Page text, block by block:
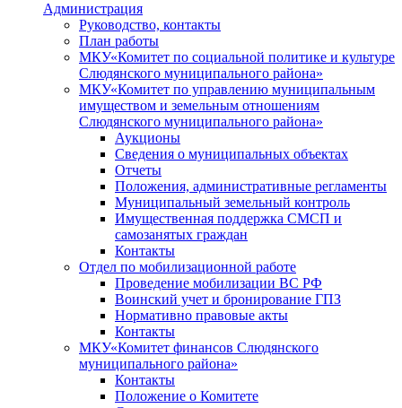
Администрация
Руководство, контакты
План работы
МКУ«Комитет по социальной политике и культуре
Слюдянского муниципального района»
МКУ«Комитет по управлению муниципальным
имуществом и земельным отношениям
Слюдянского муниципального района»
Аукционы
Сведения о муниципальных объектах
Отчеты
Положения, административные регламенты
Муниципальный земельный контроль
Имущественная поддержка СМСП и
самозанятых граждан
Контакты
Отдел по мобилизационной работе
Проведение мобилизации ВС РФ
Воинский учет и бронирование ГПЗ
Нормативно правовые акты
Контакты
МКУ«Комитет финансов Слюдянского
муниципального района»
Контакты
Положение о Комитете